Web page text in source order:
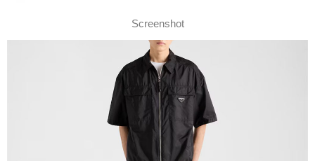
Screenshot